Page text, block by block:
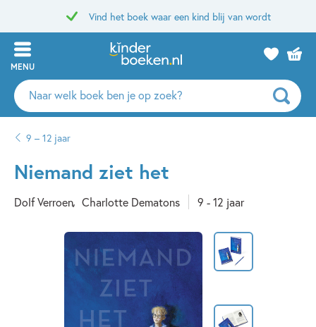
Vind het boek waar een kind blij van wordt
MENU
Zoeken
naar
auteurs
uitgevers
9 – 12 jaar
Niemand ziet het
Dolf Verroen Charlotte Dematons 9 - 12 jaar